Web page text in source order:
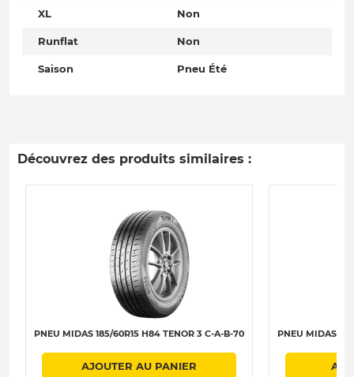
XL Non
Runflat Non
Saison Pneu Été
Découvrez des produits similaires :
PNEU MIDAS 185/60R15 H84 TENOR 3 C-A-B-70
AJOUTER AU PANIER
PNEU MIDAS